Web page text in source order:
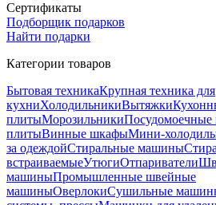
Сертификаты
Подборщик подарков
Найти подарки
Категории товаров
Бытовая техникаКрупная техника для
кухниХолодильникиВытяжки
плитыМорозильники
плитыВинные шкафыМини-
за одеждойСтиральные машины
встраиваемыеУтюгиОтпариватели
машиныПромышленные швейные
машиныОверлокиСушильные